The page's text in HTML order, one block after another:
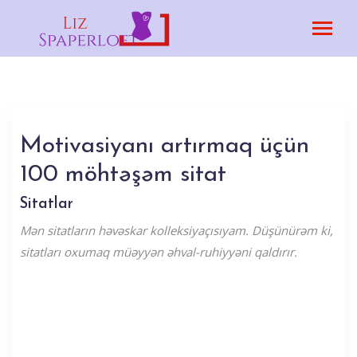
Motivasiyanı artırmaq üçün
100 möhtəşəm sitat
Sitatlar
Mən sitatların həvəskar kolleksiyaçısıyam. Düşünürəm ki,
sitatları oxumaq müəyyən əhval-ruhiyyəni qaldırır.